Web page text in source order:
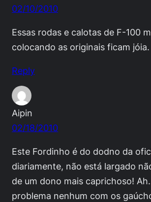
02/10/2010
Essas rodas e calotas de F-100
colocando as originais ficam jóia.
Reply
Aipin
02/18/2010
Este Fordinho é do dodno da
diariamente, não está largado
de um dono mais caprichoso!
problema nenhum com os